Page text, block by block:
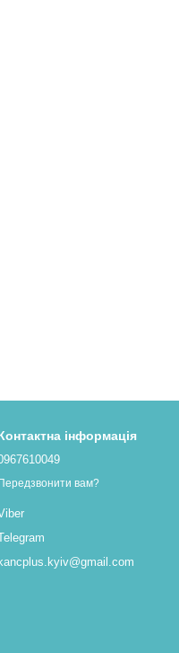
інформація
Передзвонити вам?
kancplus.kyiv@gmail.com